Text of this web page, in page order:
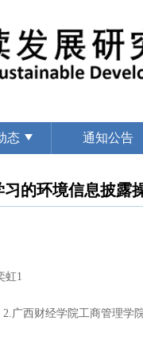
态 通知公告
习的环境信息披露
虹1
广西财经学院工商管理学